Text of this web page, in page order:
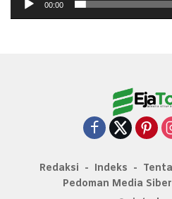
00:00
Redaksi Indeks
Pedoman Media Siber